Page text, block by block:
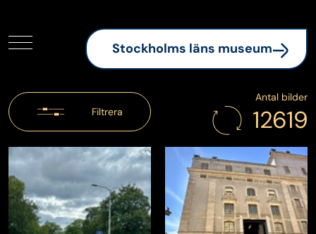
Dela
Stockholms läns museum
(Extern länk)
Filtrera
Antal bilder
12619